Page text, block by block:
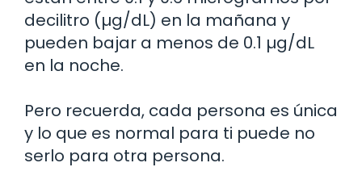
decilitro (µg/dL) en la mañana y
pueden bajar a menos de 0.1 µg/dL
en la noche.
Pero recuerda, cada persona es única
y lo que es normal para ti puede no
serlo para otra persona.